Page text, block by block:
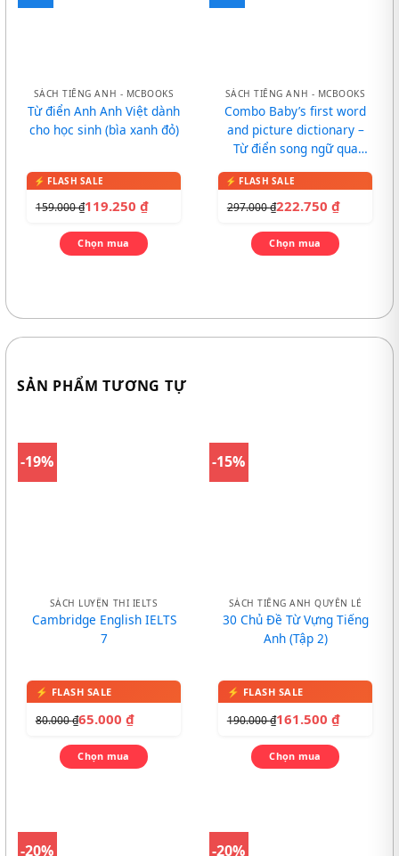
SÁCH TIẾNG ANH - MCBOOKS
Từ điển Anh Anh Việt dành
cho học sinh (bìa xanh đỏ)
159.000₫119.250 ₫
Chọn mua
SÁCH TIẾNG ANH - MCBOOKS
Combo Baby’s first word
and picture dictionary –
Từ điển song ngữ qua
297.000₫222.750 ₫
Chọn mua
SẢN PHẨM TƯƠNG TỰ
-19%
SÁCH LUYỆN THI IELTS
Cambridge English IELTS
7
80.000₫65.000 ₫
Chọn mua
-15%
SÁCH TIẾNG ANH QUYỂN LẺ
30 Chủ Đề Từ Vựng Tiếng
Anh (Tập 2)
190.000₫161.500 ₫
Chọn mua
-20% -20%